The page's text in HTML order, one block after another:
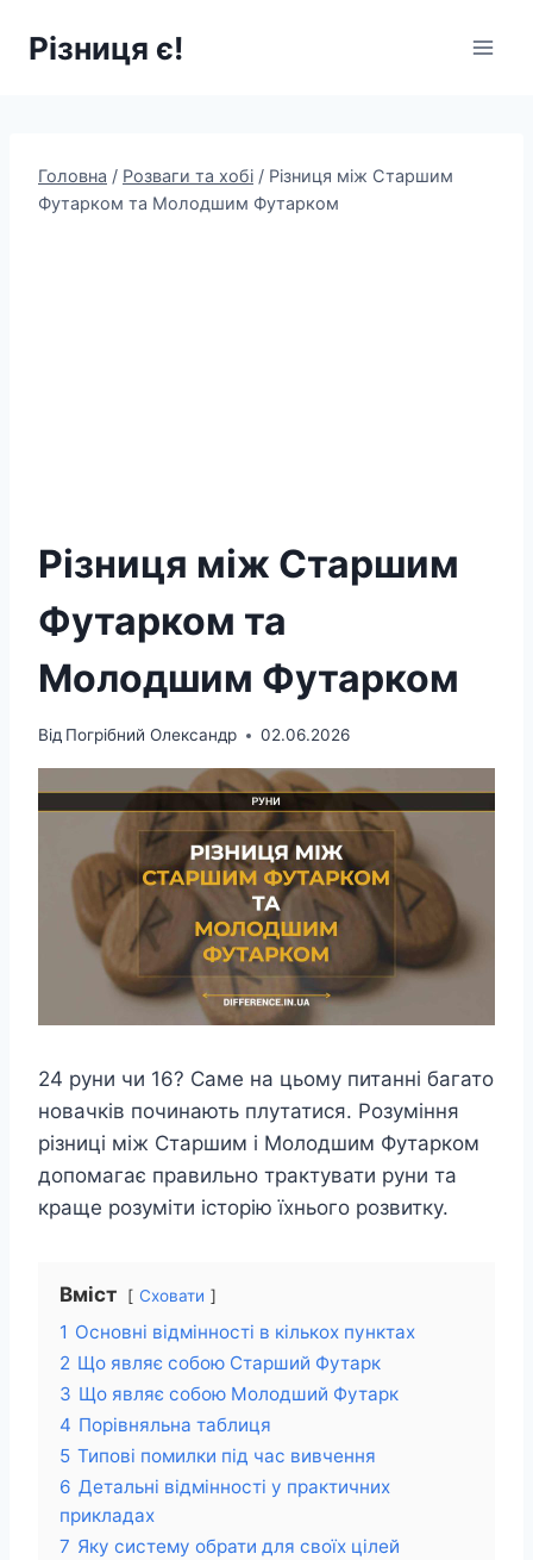
Різниця є!
Головна / Розваги та хобі / Різниця між Старшим
Футарком та Молодшим Футарком
Різниця між Старшим
Футарком та
Молодшим Футарком
Від Погрібний Олександр 02.06.2026
24 руни чи 16? Саме на цьому питанні багато
новачків починають плутатися. Розуміння
різниці між Старшим і Молодшим Футарком
допомагає правильно трактувати руни та
краще розуміти історію їхнього розвитку.
Вміст Сховати
1 Основні відмінності в кількох пунктах
2 Що являє собою Старший Футарк
3 Що являє собою Молодший Футарк
4 Порівняльна таблиця
5 Типові помилки під час вивчення
6 Детальні відмінності у практичних
прикладах
7 Яку систему обрати для своїх цілей